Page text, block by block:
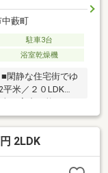
藪町
駐車3台
浴室乾燥機
閑静な住宅街でゆ
平米／２０LDK
日案内可能です！
でも大歓迎！夜の
ュレーション無
～１．住宅ロー
在籍のため、ロー
ームで対応するた
2LDK